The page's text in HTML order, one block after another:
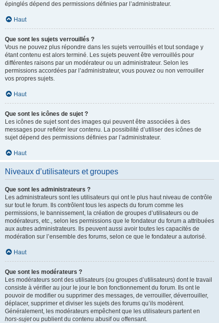
épinglés dépend des permissions définies par l’administrateur.
Haut
Que sont les sujets verrouillés ?
Vous ne pouvez plus répondre dans les sujets verrouillés et tout sondage y
étant contenu est alors terminé. Les sujets peuvent être verrouillés pour
différentes raisons par un modérateur ou un administrateur. Selon les
permissions accordées par l’administrateur, vous pouvez ou non verrouiller
vos propres sujets.
Haut
Que sont les icônes de sujet ?
Les icônes de sujet sont des images qui peuvent être associées à des
messages pour refléter leur contenu. La possibilité d’utiliser des icônes de
sujet dépend des permissions définies par l’administrateur.
Haut
Niveaux d’utilisateurs et groupes
Que sont les administrateurs ?
Les administrateurs sont les utilisateurs qui ont le plus haut niveau de contrôle
sur tout le forum. Ils contrôlent tous les aspects du forum comme les
permissions, le bannissement, la création de groupes d’utilisateurs ou de
modérateurs, etc., selon les permissions que le fondateur du forum a attribuées
aux autres administrateurs. Ils peuvent aussi avoir toutes les capacités de
modération sur l’ensemble des forums, selon ce que le fondateur a autorisé.
Haut
Que sont les modérateurs ?
Les modérateurs sont des utilisateurs (ou groupes d’utilisateurs) dont le travail
consiste à vérifier au jour le jour le bon fonctionnement du forum. Ils ont le
pouvoir de modifier ou supprimer des messages, de verrouiller, déverrouiller,
déplacer, supprimer et diviser les sujets des forums qu’ils modèrent.
Généralement, les modérateurs empêchent que les utilisateurs partent en
hors-sujetou publient du contenu abusif ou offensant.